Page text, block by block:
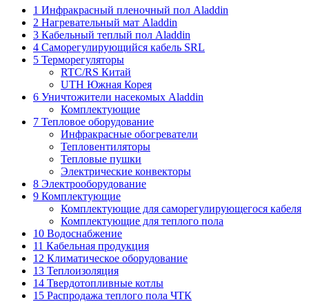
1 Инфракрасный пленочный пол Aladdin
2 Нагревательный мат Aladdin
3 Кабельный теплый пол Aladdin
4 Саморегулирующийся кабель SRL
5 Терморегуляторы
RTC/RS Китай
UTH Южная Корея
6 Уничтожители насекомых Aladdin
Комплектующие
7 Тепловое оборудование
Инфракрасные обогреватели
Тепловентиляторы
Тепловые пушки
Электрические конвекторы
8 Электрооборудование
9 Комплектующие
Комплектующие для саморегулирующегося кабеля
Комплектующие для теплого пола
10 Водоснабжение
11 Кабельная продукция
12 Климатическое оборудование
13 Теплоизоляция
14 Твердотопливные котлы
15 Распродажа теплого пола ЧТК